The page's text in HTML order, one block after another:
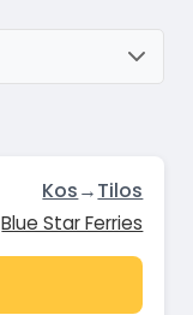
Kos→Tilos
Blue Star Ferries